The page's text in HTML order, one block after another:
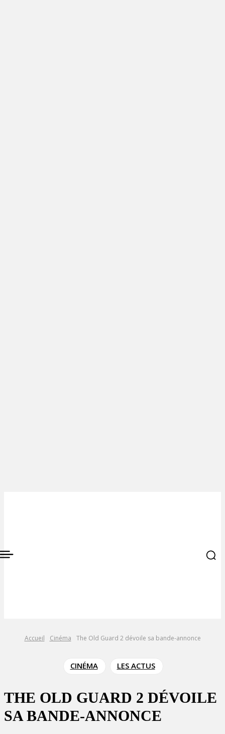
Accueil Cinéma The Old Guard 2 dévoile sa bande-annonce
CINÉMA LES ACTUS
THE OLD GUARD 2 DÉVOILE
SA BANDE-ANNONCE